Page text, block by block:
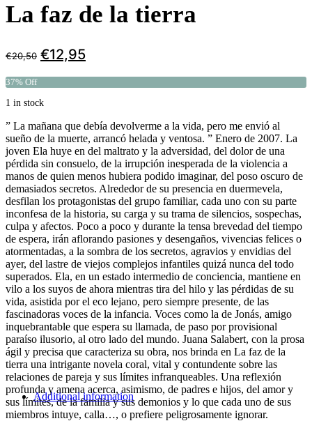
La faz de la tierra
€20,50 €12,95
37% Off
1 in stock
” La mañana que debía devolverme a la vida, pero me envió al
sueño de la muerte, arrancó helada y ventosa. ” Enero de 2007. La
joven Ela huye en del maltrato y la adversidad, del dolor de una
pérdida sin consuelo, de la irrupción inesperada de la violencia a
manos de quien menos hubiera podido imaginar, del poso oscuro de
demasiados secretos. Alrededor de su presencia en duermevela,
desfilan los protagonistas del grupo familiar, cada uno con su parte
inconfesa de la historia, su carga y su trama de silencios, sospechas,
culpa y afectos. Poco a poco y durante la tensa brevedad del tiempo
de espera, irán aflorando pasiones y desengaños, vivencias felices o
atormentadas, a la sombra de los secretos, agravios y envidias del
ayer, del lastre de viejos complejos infantiles quizá nunca del todo
superados. Ela, en un estado intermedio de conciencia, mantiene en
vilo a los suyos de ahora mientras tira del hilo y las pérdidas de su
vida, asistida por el eco lejano, pero siempre presente, de las
fascinadoras voces de la infancia. Voces como la de Jonás, amigo
inquebrantable que espera su llamada, de paso por provisional
paraíso ilusorio, al otro lado del mundo. Juana Salabert, con la prosa
ágil y precisa que caracteriza su obra, nos brinda en La faz de la
tierra una intrigante novela coral, vital y contundente sobre las
relaciones de pareja y sus límites infranqueables. Una reflexión
profunda y amena acerca, asimismo, de padres e hijos, del amor y
sus límites, de la familia y sus demonios y lo que cada uno de sus
miembros intuye, calla…, o prefiere peligrosamente ignorar.
Additional information